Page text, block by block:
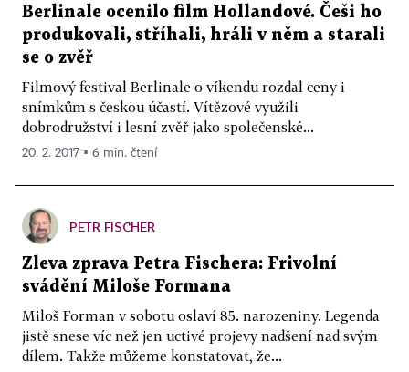
Berlinale ocenilo film Hollandové. Češi ho
produkovali, stříhali, hráli v něm a starali
se o zvěř
Filmový festival Berlinale o víkendu rozdal ceny i
snímkům s českou účastí. Vítězové využili
dobrodružství i lesní zvěř jako společenské...
20. 2. 2017 ▪ 6 min. čtení
PETR FISCHER
Zleva zprava Petra Fischera: Frivolní
svádění Miloše Formana
Miloš Forman v sobotu oslaví 85. narozeniny. Legenda
jistě snese víc než jen uctivé projevy nadšení nad svým
dílem. Takže můžeme konstatovat, že...